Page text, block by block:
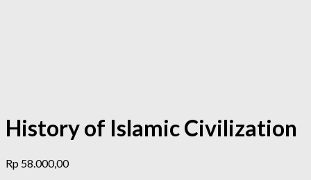
History of Islamic Civilization
Rp 58.000,00